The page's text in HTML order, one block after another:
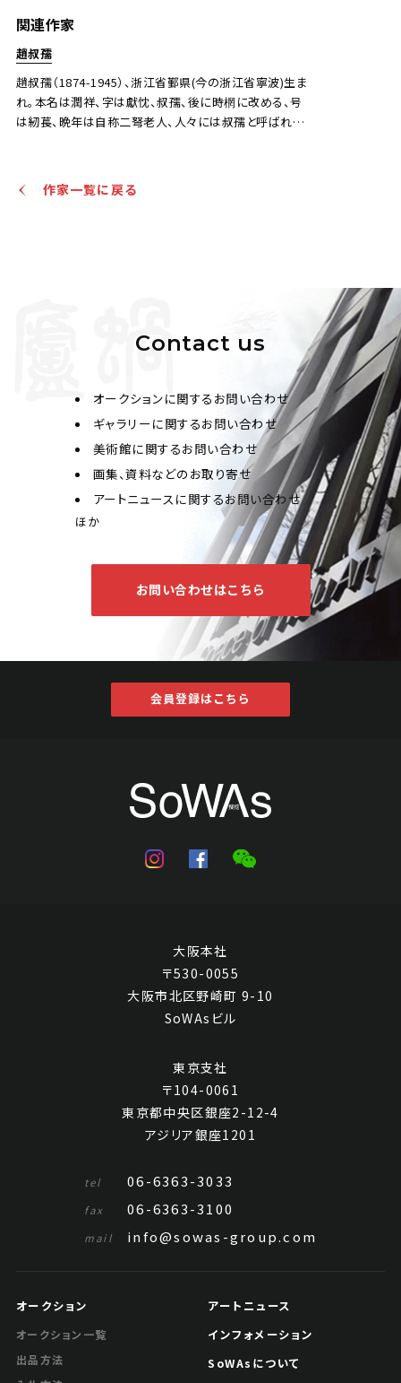
関連作家
趙叔孺
趙叔孺（1874-1945）、浙江省鄞県(今の浙江省寧波)生ま
れ。本名は潤祥、字は獻忱、叔孺、後に時棢に改める、号
は紉萇、晩年は自称二弩老人、人々には叔孺と呼ばれ
特に馬の絵が素晴らしく、「近代の趙孟頫」といえる。
公開終了
作家一覧に戻る
Contact us
オークションに関するお問い合わせ
ギャラリーに関するお問い合わせ
美術館に関するお問い合わせ
画集、資料などのお取り寄せ
アートニュースに関するお問い合わせ
ほか
お問い合わせはこちら
会員登録はこちら
大阪本社
〒530-0055
大阪市北区野崎町 9-10
SoWAsビル
東京支社
〒104-0061
東京都中央区銀座2-12-4
アジリア銀座1201
tel 06-6363-3033
fax 06-6363-3100
mail info@sowas-group.com
オークション
オークション一覧
出品方法
アートニュース
インフォメーション
SoWAsについて